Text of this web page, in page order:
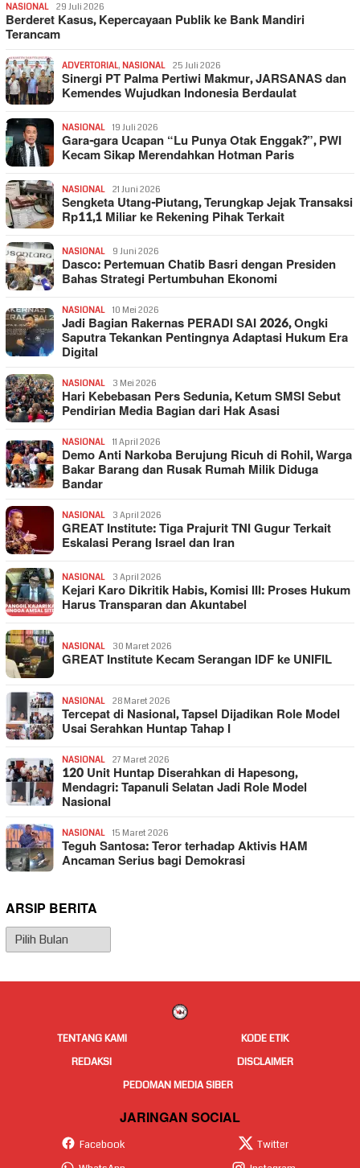
NASIONAL 29 Juli 2026
Berderet Kasus, Kepercayaan Publik ke Bank Mandiri
Terancam
ADVERTORIAL, NASIONAL 25 Juli 2026
Sinergi PT Palma Pertiwi Makmur, JARSANAS dan
Kemendes Wujudkan Indonesia Berdaulat
NASIONAL 19 Juli 2026
Gara-gara Ucapan “Lu Punya Otak Enggak?”, PWI
Kecam Sikap Merendahkan Hotman Paris
NASIONAL 21 Juni 2026
Sengketa Utang-Piutang, Terungkap Jejak Transaksi
Rp11,1 Miliar ke Rekening Pihak Terkait
NASIONAL 9 Juni 2026
Dasco: Pertemuan Chatib Basri dengan Presiden
Bahas Strategi Pertumbuhan Ekonomi
NASIONAL 10 Mei 2026
Jadi Bagian Rakernas PERADI SAI 2026, Ongki
Saputra Tekankan Pentingnya Adaptasi Hukum Era
Digital
NASIONAL 3 Mei 2026
Hari Kebebasan Pers Sedunia, Ketum SMSI Sebut
Pendirian Media Bagian dari Hak Asasi
NASIONAL 11 April 2026
Demo Anti Narkoba Berujung Ricuh di Rohil, Warga
Bakar Barang dan Rusak Rumah Milik Diduga
Bandar
NASIONAL 3 April 2026
GREAT Institute: Tiga Prajurit TNI Gugur Terkait
Eskalasi Perang Israel dan Iran
NASIONAL 3 April 2026
Kejari Karo Dikritik Habis, Komisi III: Proses Hukum
Harus Transparan dan Akuntabel
NASIONAL 30 Maret 2026
GREAT Institute Kecam Serangan IDF ke UNIFIL
NASIONAL 28 Maret 2026
Tercepat di Nasional, Tapsel Dijadikan Role Model
Usai Serahkan Huntap Tahap I
NASIONAL 27 Maret 2026
120 Unit Huntap Diserahkan di Hapesong,
Mendagri: Tapanuli Selatan Jadi Role Model
Nasional
NASIONAL 15 Maret 2026
Teguh Santosa: Teror terhadap Aktivis HAM
Ancaman Serius bagi Demokrasi
ARSIP BERITA
Arsip
Berita
TENTANG KAMI
KODE ETIK
REDAKSI
DISCLAIMER
PEDOMAN MEDIA SIBER
JARINGAN SOCIAL
Facebook
Twitter